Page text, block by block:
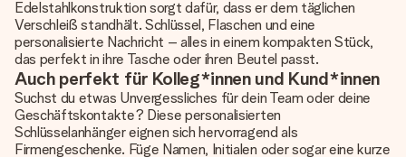
Edelstahlkonstruktion sorgt dafür, dass er dem täglichen
Verschleiß standhält. Schlüssel, Flaschen und eine
personalisierte Nachricht – alles in einem kompakten Stück,
das perfekt in ihre Tasche oder ihren Beutel passt.
Auch perfekt für Kolleg*innen und Kund*innen
Suchst du etwas Unvergessliches für dein Team oder deine
Geschäftskontakte? Diese personalisierten
Schlüsselanhänger eignen sich hervorragend als
Firmengeschenke. Füge Namen, Initialen oder sogar eine kurze